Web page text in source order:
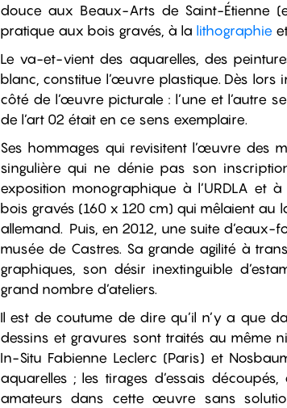
douce aux Beaux-Arts de Saint-Étienne
pratique aux bois gravés, à la lithographie
Le va-et-vient des aquarelles, des
blanc, constitue l’œuvre plastique. Dès
côté de l’œuvre picturale : l’une et l’autre
de l’art 02 était en ce sens exemplaire.
Ses hommages qui revisitent l’œuvre des
singulière qui ne dénie pas son
exposition monographique à l’URDLA et
bois gravés (160 x 120 cm) qui mêlaient
allemand. Puis, en 2012, une suite
musée de Castres. Sa grande agilité à
graphiques, son désir inextinguible
grand nombre d’ateliers.
Il est de coutume de dire qu’il n’y a que
dessins et gravures sont traités au même
In-Situ Fabienne Leclerc (Paris) et
aquarelles ; les tirages d’essais
amateurs dans cette œuvre sans